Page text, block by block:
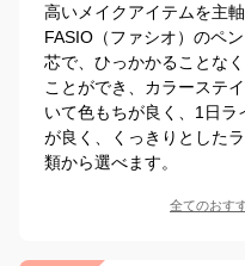
高いメイクアイテムを主
FASIO（ファシオ）のペ
芯で、ひっかかることな
ことができ、カラーステ
いて色もちが良く、1日
が良く、くっきりとした
類から選べます。
全てのおす